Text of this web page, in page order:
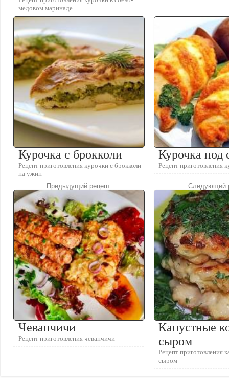
медовом маринаде
Курочка с брокколи
Рецепт приготовления курочки с брокколи
на ужин
Курочка под
Рецепт приготовления
Предыдущий рецепт
Чевапчичи
Рецепт приготовления чевапчичи
Следующий
Капустные
сыром
Рецепт приготовления
сыром